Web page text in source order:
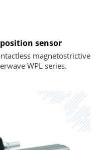
sensor
magnetostrictive
WPL series.